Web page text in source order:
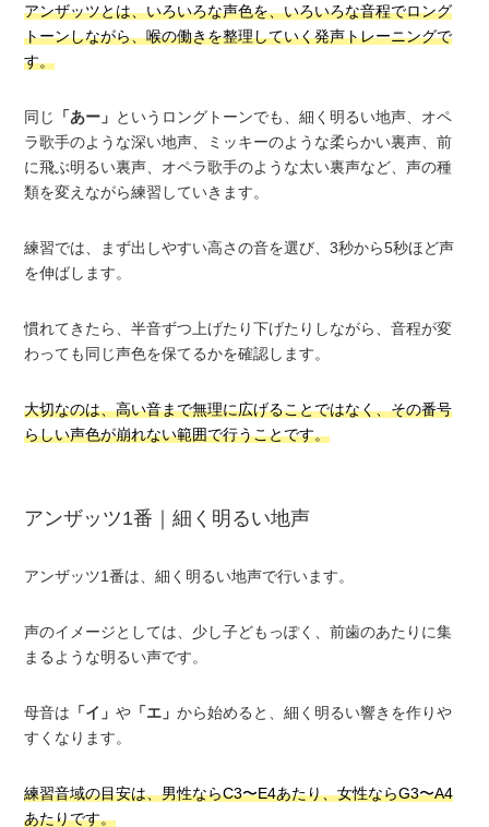
アンザッツとは、いろいろな声色を、いろいろな音程でロング
トーンしながら、喉の働きを整理していく発声トレーニングで
す。
同じ 「あー」 というロングトーンでも、細く明るい地声、オペ
ラ歌手のような深い地声、ミッキーのような柔らかい裏声、前
に飛ぶ明るい裏声、オペラ歌手のような太い裏声など、声の種
類を変えながら練習していきます。
練習では、まず出しやすい高さの音を選び、3秒から5秒ほど声
を伸ばします。
慣れてきたら、半音ずつ上げたり下げたりしながら、音程が変
わっても同じ声色を保てるかを確認します。
大切なのは、高い音まで無理に広げることではなく、その番号
らしい声色が崩れない範囲で行うことです。
アンザッツ1番｜細く明るい地声
アンザッツ1番は、細く明るい地声で行います。
声のイメージとしては、少し子どもっぽく、前歯のあたりに集
まるような明るい声です。
母音は 「イ」や 「エ」から始めると、細く明るい響きを作りや
すくなります。
練習音域の目安は、男性ならC3〜E4あたり、女性ならG3〜A4
あたりです。